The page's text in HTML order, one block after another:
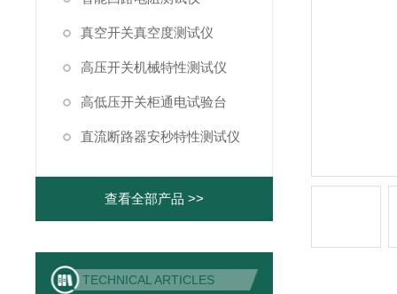
真空开关真空度测试仪
高压开关机械特性测试仪
高低压开关柜通电试验台
直流断路器安秒特性测试仪
查看全部产品 >>
TECHNICAL ARTICLES